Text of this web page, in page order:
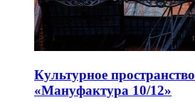
Культурное пространство
«Мануфактура 10/12»